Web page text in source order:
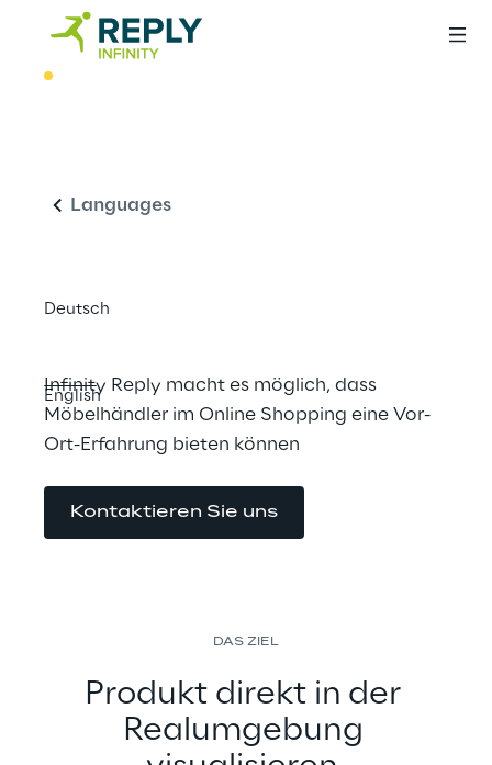
Languages
Deutsch
English
mit Augmented
Infinity Reply macht es möglich, dass
Möbelhändler im Online Shopping eine Vor-
Ort-Erfahrung bieten können
Kontaktieren Sie uns
DAS ZIEL
Produkt direkt in der
Realumgebung